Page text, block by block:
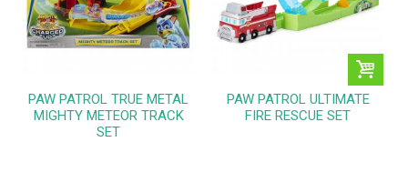
PAW PATROL TRUE METAL
MIGHTY METEOR TRACK
SET
PAW PATROL ULTIMATE
FIRE RESCUE SET